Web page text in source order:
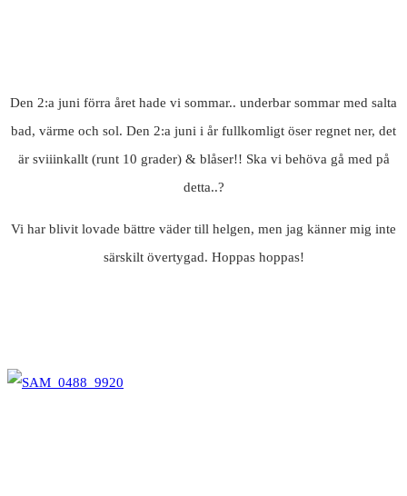
Den 2:a juni förra året hade vi sommar.. underbar sommar med salta
bad, värme och sol. Den 2:a juni i år fullkomligt öser regnet ner, det
är sviiinkallt (runt 10 grader) & blåser!! Ska vi behöva gå med på
detta..?
Vi har blivit lovade bättre väder till helgen, men jag känner mig inte
särskilt övertygad. Hoppas hoppas!